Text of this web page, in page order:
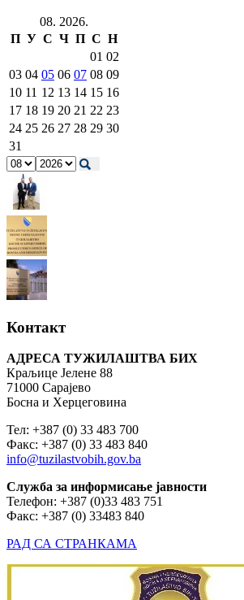
08. 2026.
П У С Ч П С Н
01 02
03 04 05 06 07 08 09
10 11 12 13 14 15 16
17 18 19 20 21 22 23
24 25 26 27 28 29 30
31
Контакт
АДРЕСА ТУЖИЛАШТВА БИХ
Краљице Јелене 88
71000 Сарајево
Босна и Херцеговина
Тел: +387 (0) 33 483 700
Факс: +387 (0) 33 483 840
info@tuzilastvobih.gov.ba
Служба за информисање јавности
Телефон: +387 (0)33 483 751
Факс: +387 (0) 33483 840
РАД СА СТРАНКАМА